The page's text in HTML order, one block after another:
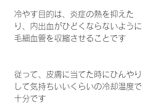
冷やす目的は、炎症の熱を抑えた
り、内出血がひどくならないように
毛細血管を収縮させることです
従って、皮膚に当てた時にひんやり
して気持ちいいくらいの冷却温度で
十分です